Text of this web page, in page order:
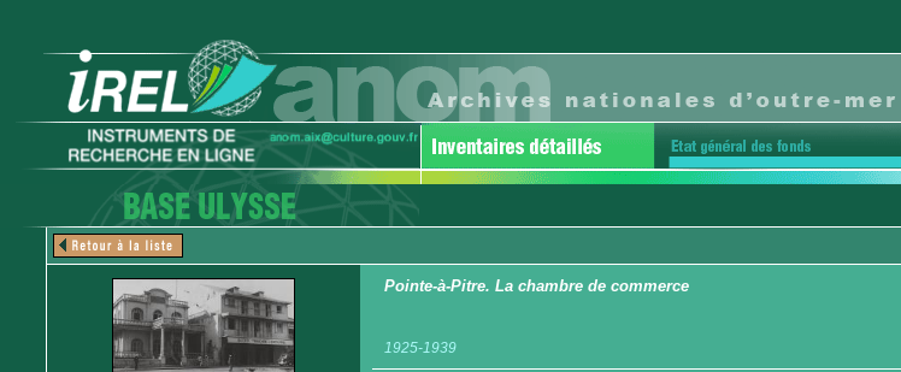
Pointe-à-Pitre. La chambre de commerce
1925-1939